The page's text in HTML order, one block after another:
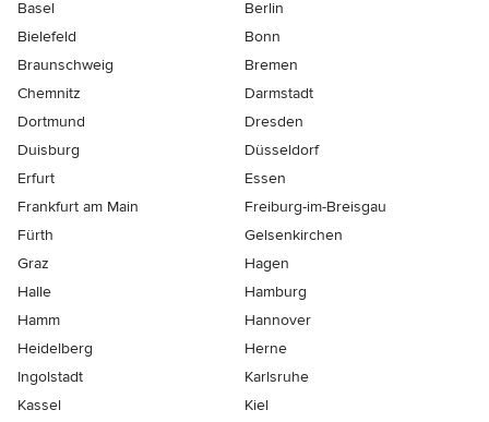
Basel
Berlin
Bielefeld
Bonn
Braunschweig
Bremen
Chemnitz
Darmstadt
Dortmund
Dresden
Duisburg
Düsseldorf
Erfurt
Essen
Frankfurt am Main
Freiburg-im-Breisgau
Fürth
Gelsenkirchen
Graz
Hagen
Halle
Hamburg
Hamm
Hannover
Heidelberg
Herne
Ingolstadt
Karlsruhe
Kassel
Kiel